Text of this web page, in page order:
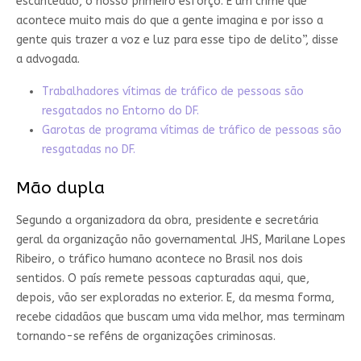
acontece muito mais do que a gente imagina e por isso a
gente quis trazer a voz e luz para esse tipo de delito”, disse
a advogada.
Trabalhadores vítimas de tráfico de pessoas são
resgatados no Entorno do DF.
Garotas de programa vítimas de tráfico de pessoas são
resgatadas no DF.
Mão dupla
Segundo a organizadora da obra, presidente e secretária
geral da organização não governamental JHS, Marilane Lopes
Ribeiro, o tráfico humano acontece no Brasil nos dois
sentidos. O país remete pessoas capturadas aqui, que,
depois, vão ser exploradas no exterior. E, da mesma forma,
recebe cidadãos que buscam uma vida melhor, mas terminam
tornando-se reféns de organizações criminosas.